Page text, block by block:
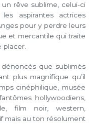
rêve sublime, celui-ci
aspirantes actrices
pour y perdre leurs
et mercantile qui traite
placer.
que sublimés
plus magnifique qu’il
cinéphilique, musée
hollywoodiens,
film noir, western,
mais au ton résolument